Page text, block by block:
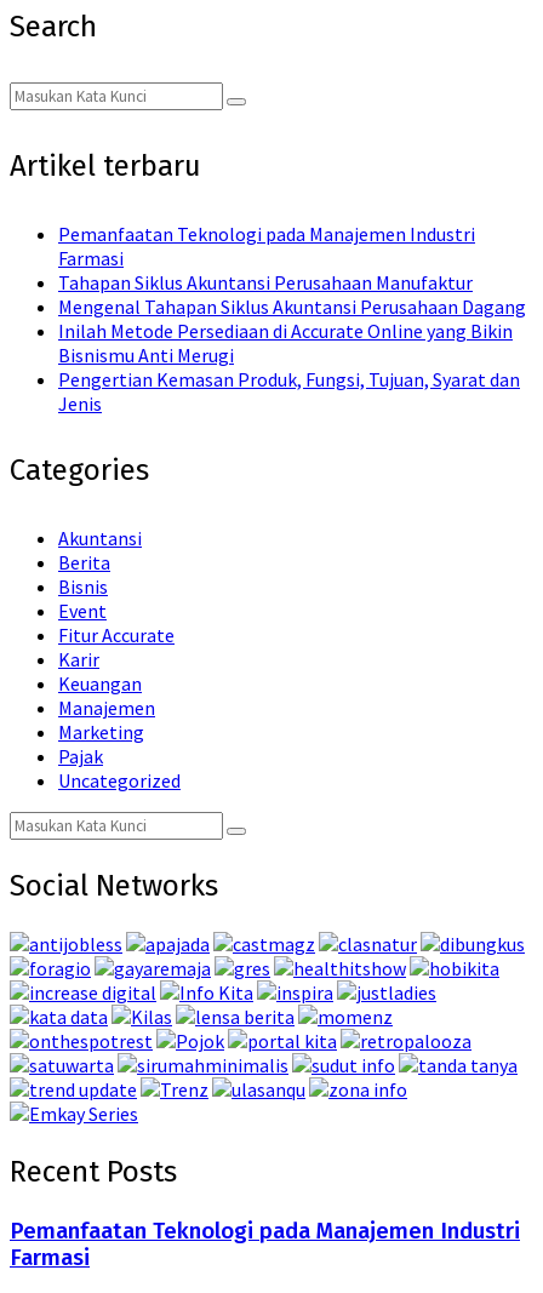
Search
Search
for:
Search
Artikel terbaru
Pemanfaatan Teknologi pada Manajemen Industri
Farmasi
Tahapan Siklus Akuntansi Perusahaan Manufaktur
Mengenal Tahapan Siklus Akuntansi Perusahaan Dagang
Inilah Metode Persediaan di Accurate Online yang Bikin
Bisnismu Anti Merugi
Pengertian Kemasan Produk, Fungsi, Tujuan, Syarat dan
Jenis
Categories
Akuntansi
Berita
Bisnis
Event
Fitur Accurate
Karir
Keuangan
Manajemen
Marketing
Pajak
Uncategorized
Search
for:
Search
Social Networks
Recent Posts
Pemanfaatan Teknologi pada Manajemen Industri
Farmasi